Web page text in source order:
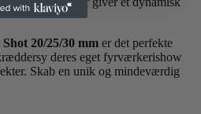
20/25/30 mm er det perfekte
deres eget fyrværkerishow
Skab en unik og mindeværdig